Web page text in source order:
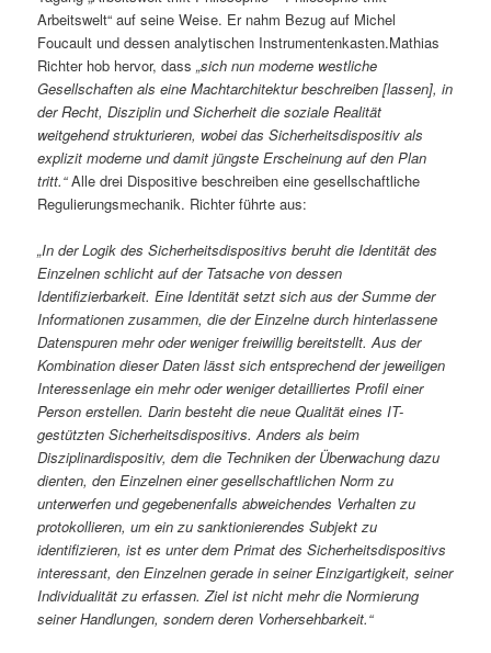
Arbeitswelt“ auf seine Weise. Er nahm Bezug auf Michel
Foucault und dessen analytischen Instrumentenkasten.Mathias
Richter hob hervor, dass„sich nun moderne westliche
Gesellschaften als eine Machtarchitektur beschreiben [lassen], in
der Recht, Disziplin und Sicherheit die soziale Realität
weitgehend strukturieren, wobei das Sicherheitsdispositiv als
explizit moderne und damit jüngste Erscheinung auf den Plan
tritt.“Alle drei Dispositive beschreiben eine gesellschaftliche
Regulierungsmechanik. Richter führte aus:
„In der Logik des Sicherheitsdispositivs beruht die Identität des
Einzelnen schlicht auf der Tatsache von dessen
Identifizierbarkeit. Eine Identität setzt sich aus der Summe der
Informationen zusammen, die der Einzelne durch hinterlassene
Datenspuren mehr oder weniger freiwillig bereitstellt. Aus der
Kombination dieser Daten lässt sich entsprechend der jeweiligen
Interessenlage ein mehr oder weniger detailliertes Profil einer
Person erstellen. Darin besteht die neue Qualität eines IT-
gestützten Sicherheitsdispositivs. Anders als beim
Disziplinardispositiv, dem die Techniken der Überwachung dazu
dienten, den Einzelnen einer gesellschaftlichen Norm zu
unterwerfen und gegebenenfalls abweichendes Verhalten zu
protokollieren, um ein zu sanktionierendes Subjekt zu
identifizieren, ist es unter dem Primat des Sicherheitsdispositivs
interessant, den Einzelnen gerade in seiner Einzigartigkeit, seiner
Individualität zu erfassen. Ziel ist nicht mehr die Normierung
seiner Handlungen, sondern deren Vorhersehbarkeit.“